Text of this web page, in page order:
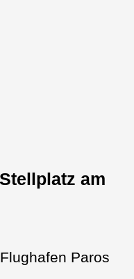
am
Paros